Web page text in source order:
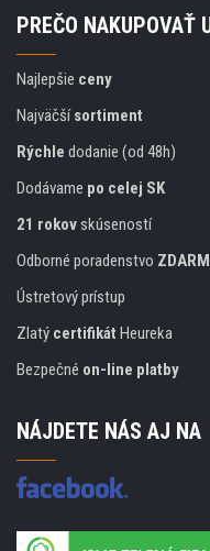
PREČO NAKUPOVAŤ
Najlepšie ceny
Najväčšísortiment
Rýchle dodanie (od 48h)
Dodávame po celej SK
21 rokovskúseností
Odborné poradenstvo
Ústretový prístup
Zlatý certifikát Heureka
Bezpečné on-line platby
NÁJDETE NÁS AJ NA